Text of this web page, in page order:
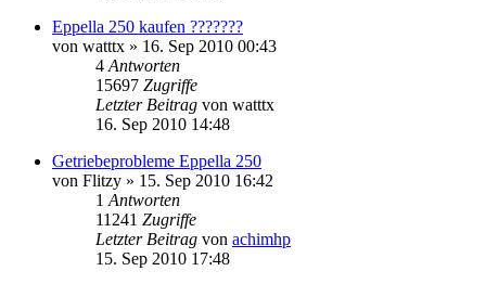
Eppella 250 kaufen ???????
von watttx » 16. Sep 2010 00:43
4 Antworten
15697 Zugriffe
Letzter Beitrag von watttx
16. Sep 2010 14:48
Getriebeprobleme Eppella 250
von Flitzy » 15. Sep 2010 16:42
1 Antworten
11241 Zugriffe
Letzter Beitrag von achimhp
15. Sep 2010 17:48